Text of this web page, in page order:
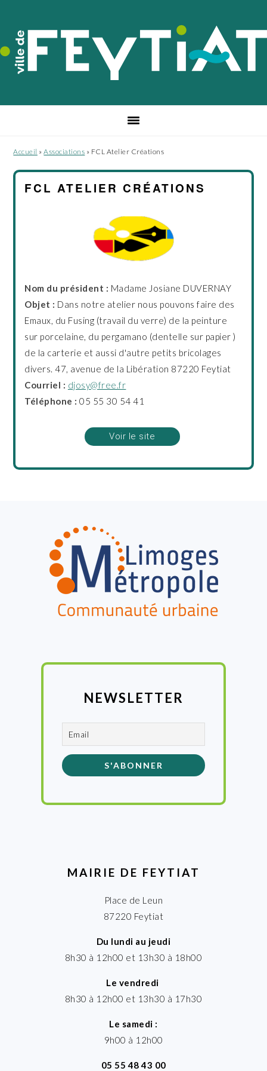
navigation
principale
contenu
principal
pied
de
page
Accueil »Associations » FCL Atelier Créations
FCL ATELIER CRÉATIONS
Nom du président : Madame Josiane DUVERNAY
Objet : Dans notre atelier nous pouvons faire des
Emaux, du Fusing (travail du verre) de la peinture
sur porcelaine, du pergamano (dentelle sur papier )
de la carterie et aussi d'autre petits bricolages
divers. 47, avenue de la Libération 87220 Feytiat
Courriel : djosy@free.fr
Téléphone :05 55 30 54 41
Voir le site
NEWSLETTER
MAIRIE DE FEYTIAT
Place de Leun
87220 Feytiat
Du lundi au jeudi
8h30 à 12h00 et 13h30 à 18h00
Le vendredi
8h30 à 12h00 et 13h30 à 17h30
Le samedi :
9h00 à 12h00
05 55 48 43 00